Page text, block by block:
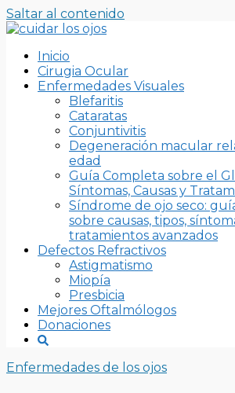
Saltar al contenido
Inicio
Cirugia Ocular
Enfermedades Visuales
Blefaritis
Cataratas
Conjuntivitis
Degeneración macular
edad
Guía Completa sobre el
Síntomas, Causas y
Síndrome de ojo seco:
sobre causas, tipos,
tratamientos avanzados
Defectos Refractivos
Astigmatismo
Miopía
Presbicia
Mejores Oftalmólogos
Donaciones
Enfermedades de los ojos